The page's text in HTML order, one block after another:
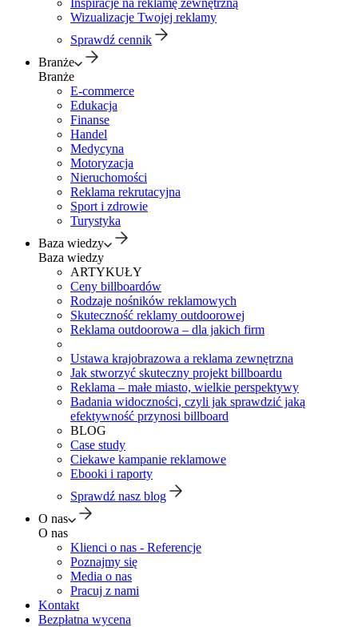
Inspiracje na reklamę zewnętrzną
Wizualizacje Twojej reklamy
Sprawdź cennik
Branże
Branże
E-commerce
Edukacja
Finanse
Handel
Medycyna
Motoryzacja
Nieruchomości
Reklama rekrutacyjna
Sport i zdrowie
Turystyka
Baza wiedzy
Baza wiedzy
ARTYKUŁY
Ceny billboardów
Rodzaje nośników reklamowych
Skuteczność reklamy outdoorowej
Reklama outdoorowa – dla jakich firm
Ustawa krajobrazowa a reklama zewnętrzna
Jak stworzyć skuteczny projekt billboardu
Reklama – małe miasto, wielkie perspektywy
Badania widoczności, czyli jak sprawdzić jaką
efektywność przynosi billboard
BLOG
Case study
Ciekawe kampanie reklamowe
Ebooki i raporty
Sprawdź nasz blog
O nas
O nas
Klienci o nas - Referencje
Poznajmy się
Media o nas
Pracuj z nami
Kontakt
Bezpłatna wycena